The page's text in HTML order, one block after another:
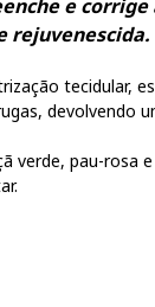
e corrige
rejuvenescida.
tecidular,
devolvendo
verde, pau-rosa